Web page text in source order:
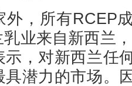
，所有RCEP成
业来自新西兰
，对新西兰任
具潜力的市场。